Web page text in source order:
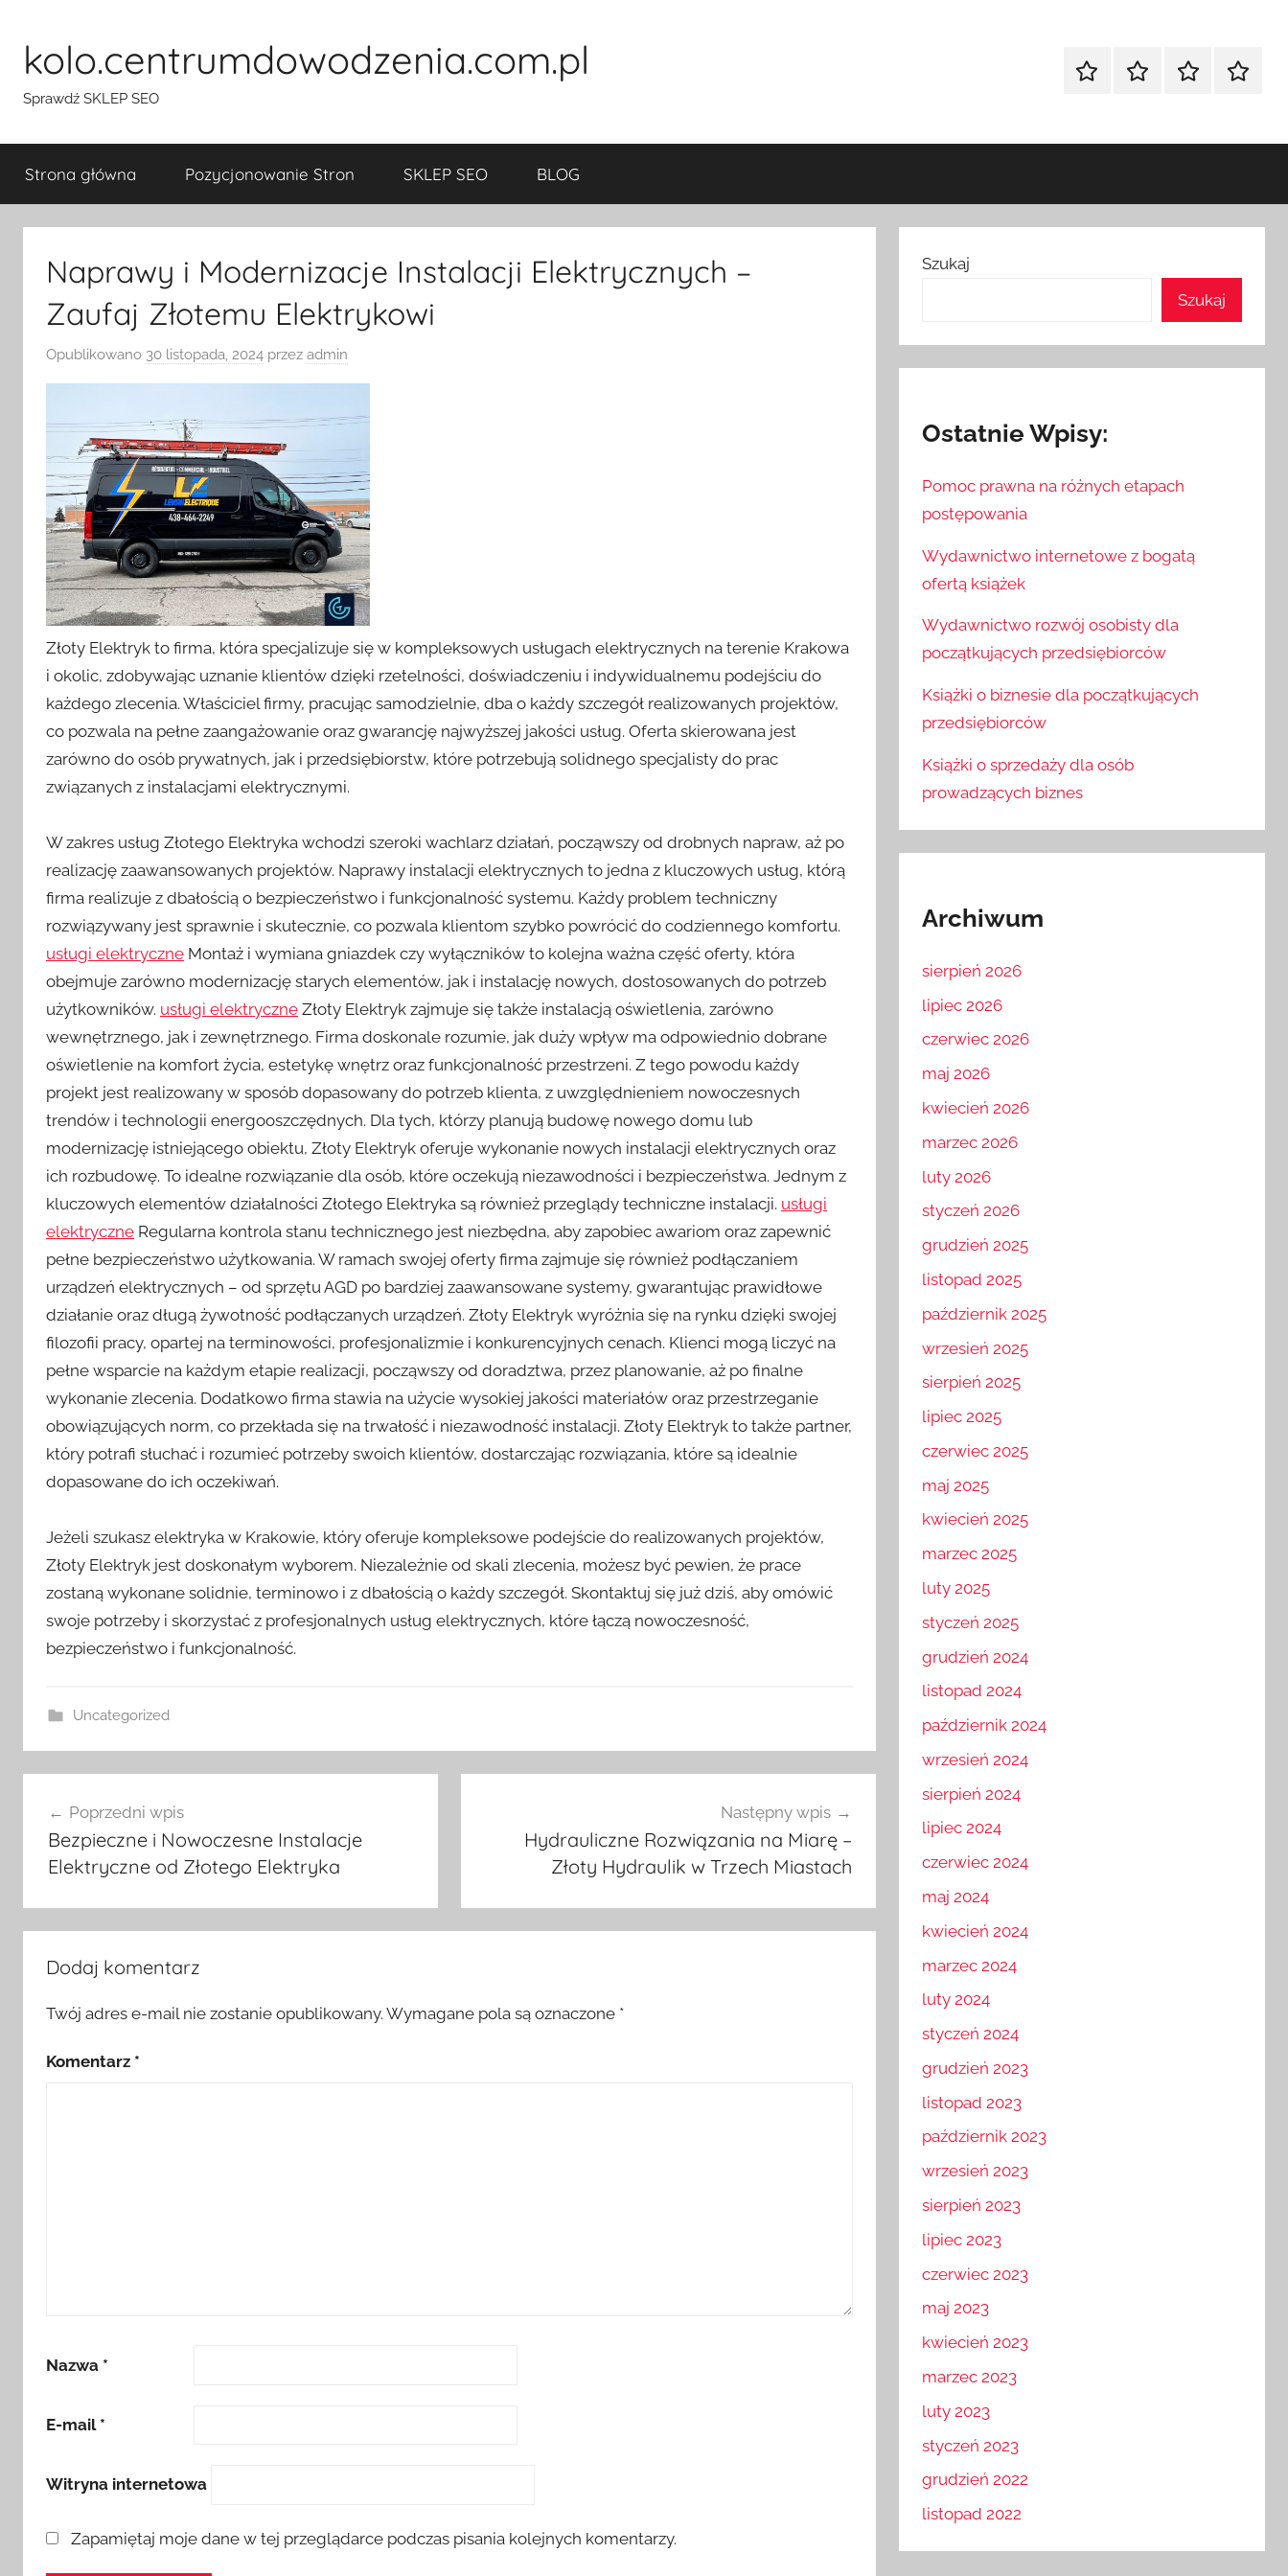
treścikolo.centrumdowodzenia.com.pl
Sprawdź SKLEP SEO
Strona
Pozycjonowanie
SKLEP
BLOG
Strona główna Pozycjonowanie Stron SKLEP SEO BLOG
Naprawy i Modernizacje Instalacji Elektrycznych –
Zaufaj Złotemu Elektrykowi
Opublikowano 30 listopada, 2024 przez admin
Złoty Elektryk to firma, która specjalizuje się w kompleksowych usługach elektrycznych na terenie Krakowa
i okolic, zdobywając uznanie klientów dzięki rzetelności, doświadczeniu i indywidualnemu podejściu do
każdego zlecenia. Właściciel firmy, pracując samodzielnie, dba o każdy szczegół realizowanych projektów,
co pozwala na pełne zaangażowanie oraz gwarancję najwyższej jakości usług. Oferta skierowana jest
zarówno do osób prywatnych, jak i przedsiębiorstw, które potrzebują solidnego specjalisty do prac
związanych z instalacjami elektrycznymi.
W zakres usług Złotego Elektryka wchodzi szeroki wachlarz działań, począwszy od drobnych napraw, aż po
realizację zaawansowanych projektów. Naprawy instalacji elektrycznych to jedna z kluczowych usług, którą
firma realizuje z dbałością o bezpieczeństwo i funkcjonalność systemu. Każdy problem techniczny
rozwiązywany jest sprawnie i skutecznie, co pozwala klientom szybko powrócić do codziennego komfortu.
usługi elektryczne Montaż i wymiana gniazdek czy wyłączników to kolejna ważna część oferty, która
obejmuje zarówno modernizację starych elementów, jak i instalację nowych, dostosowanych do potrzeb
użytkowników. usługi elektryczne Złoty Elektryk zajmuje się także instalacją oświetlenia, zarówno
wewnętrznego, jak i zewnętrznego. Firma doskonale rozumie, jak duży wpływ ma odpowiednio dobrane
oświetlenie na komfort życia, estetykę wnętrz oraz funkcjonalność przestrzeni. Z tego powodu każdy
projekt jest realizowany w sposób dopasowany do potrzeb klienta, z uwzględnieniem nowoczesnych
trendów i technologii energooszczędnych. Dla tych, którzy planują budowę nowego domu lub
modernizację istniejącego obiektu, Złoty Elektryk oferuje wykonanie nowych instalacji elektrycznych oraz
ich rozbudowę. To idealne rozwiązanie dla osób, które oczekują niezawodności i bezpieczeństwa. Jednym z
kluczowych elementów działalności Złotego Elektryka są również przeglądy techniczne instalacji. usługi
elektryczne Regularna kontrola stanu technicznego jest niezbędna, aby zapobiec awariom oraz zapewnić
pełne bezpieczeństwo użytkowania. W ramach swojej oferty firma zajmuje się również podłączaniem
urządzeń elektrycznych – od sprzętu AGD po bardziej zaawansowane systemy, gwarantując prawidłowe
działanie oraz długą żywotność podłączanych urządzeń. Złoty Elektryk wyróżnia się na rynku dzięki swojej
filozofii pracy, opartej na terminowości, profesjonalizmie i konkurencyjnych cenach. Klienci mogą liczyć na
pełne wsparcie na każdym etapie realizacji, począwszy od doradztwa, przez planowanie, aż po finalne
wykonanie zlecenia. Dodatkowo firma stawia na użycie wysokiej jakości materiałów oraz przestrzeganie
obowiązujących norm, co przekłada się na trwałość i niezawodność instalacji. Złoty Elektryk to także partner,
który potrafi słuchać i rozumieć potrzeby swoich klientów, dostarczając rozwiązania, które są idealnie
dopasowane do ich oczekiwań.
Jeżeli szukasz elektryka w Krakowie, który oferuje kompleksowe podejście do realizowanych projektów,
Złoty Elektryk jest doskonałym wyborem. Niezależnie od skali zlecenia, możesz być pewien, że prace
zostaną wykonane solidnie, terminowo i z dbałością o każdy szczegół. Skontaktuj się już dziś, aby omówić
swoje potrzeby i skorzystać z profesjonalnych usług elektrycznych, które łączą nowoczesność,
bezpieczeństwo i funkcjonalność.
Uncategorized
wpisuPoprzedni wpis
Bezpieczne i Nowoczesne Instalacje
Elektryczne od Złotego Elektryka
Następny wpis
Hydrauliczne Rozwiązania na Miarę –
Złoty Hydraulik w Trzech Miastach
Dodaj komentarz
Twój adres e-mail nie zostanie opublikowany. Wymagane pola są oznaczone *
Komentarz *
Nazwa *
E-mail *
Witryna internetowa
Zapamiętaj moje dane w tej przeglądarce podczas pisania kolejnych komentarzy.
Szukaj
Szukaj
Ostatnie Wpisy:
Pomoc prawna na różnych etapach
postępowania
Wydawnictwo internetowe z bogatą
ofertą książek
Wydawnictwo rozwój osobisty dla
początkujących przedsiębiorców
Książki o biznesie dla początkujących
przedsiębiorców
Książki o sprzedaży dla osób
prowadzących biznes
Archiwum
sierpień 2026
lipiec 2026
czerwiec 2026
maj 2026
kwiecień 2026
marzec 2026
luty 2026
styczeń 2026
grudzień 2025
listopad 2025
październik 2025
wrzesień 2025
sierpień 2025
lipiec 2025
czerwiec 2025
maj 2025
kwiecień 2025
marzec 2025
luty 2025
styczeń 2025
grudzień 2024
listopad 2024
październik 2024
wrzesień 2024
sierpień 2024
lipiec 2024
czerwiec 2024
maj 2024
kwiecień 2024
marzec 2024
luty 2024
styczeń 2024
grudzień 2023
listopad 2023
październik 2023
wrzesień 2023
sierpień 2023
lipiec 2023
czerwiec 2023
maj 2023
kwiecień 2023
marzec 2023
luty 2023
styczeń 2023
grudzień 2022
listopad 2022